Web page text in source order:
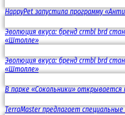
HappyPet запустила программу
Эволюция вкуса: бренд crmbl brd
«Штолле»
Эволюция вкуса: бренд crmbl brd
«Штолле»
В парке «Сокольники» открывается
TerraMaster предлагает